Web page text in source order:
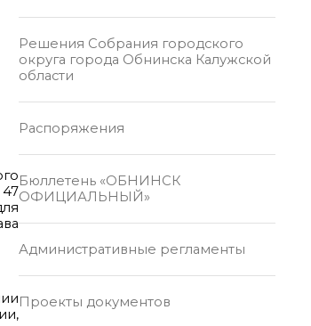
Решения Собрания городского
округа города Обнинска Калужской
области
Распоряжения
Бюллетень «ОБНИНСК
ОФИЦИАЛЬНЫЙ»
Административные регламенты
Проекты документов